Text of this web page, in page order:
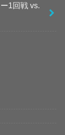
1回戦 vs.